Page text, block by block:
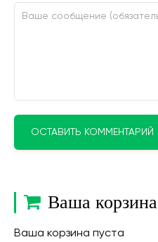
ОСТАВИТЬ КОММЕНТАРИЙ
Ваша корзина
Ваша корзина пуста